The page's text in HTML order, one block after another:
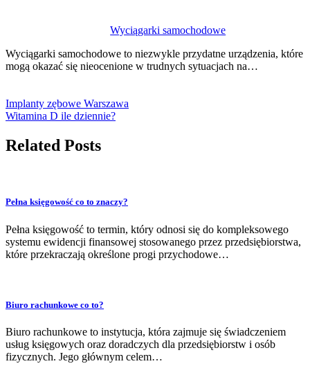
Wyciągarki samochodowe
Wyciągarki samochodowe to niezwykle przydatne urządzenia, które
mogą okazać się nieocenione w trudnych sytuacjach na…
Implanty zębowe Warszawa
Witamina D ile dziennie?
Related Posts
Pełna księgowość co to znaczy?
Pełna księgowość to termin, który odnosi się do kompleksowego
systemu ewidencji finansowej stosowanego przez przedsiębiorstwa,
które przekraczają określone progi przychodowe…
Biuro rachunkowe co to?
Biuro rachunkowe to instytucja, która zajmuje się świadczeniem
usług księgowych oraz doradczych dla przedsiębiorstw i osób
fizycznych. Jego głównym celem…